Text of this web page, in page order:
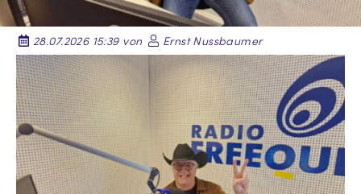
28.07.2026 15:39 von Ernst Nussbaumer